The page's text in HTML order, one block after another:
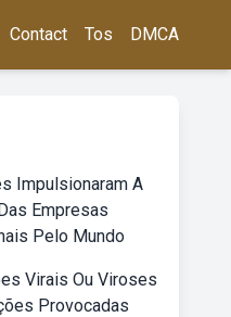
Contact Tos DMCA
Impulsionaram A
Empresas
Pelo Mundo
Virais Ou Viroses
Provocadas